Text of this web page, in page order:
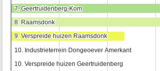
7. Geertruidenberg-Kom
7. Geertruidenberg-Kom
8. Raamsdonk
8. Raamsdonk
9. Verspreide huizen Raamsdonk
9. Verspreide huizen Raamsdonk
10. Industrieterrein Dongeoever Amerkant
10. Industrieterrein Dongeoever Amerkant
10. Verspreide huizen Geertruidenberg
10. Verspreide huizen Geertruidenberg